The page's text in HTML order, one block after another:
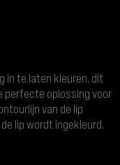
in te laten kleuren, dit
perfecte oplossing voor
van de lip
lip wordt ingekleurd.